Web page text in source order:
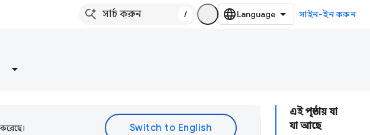
/ সাইন-ইন করুন
এই পৃষ্ঠায় যা
যা আছে